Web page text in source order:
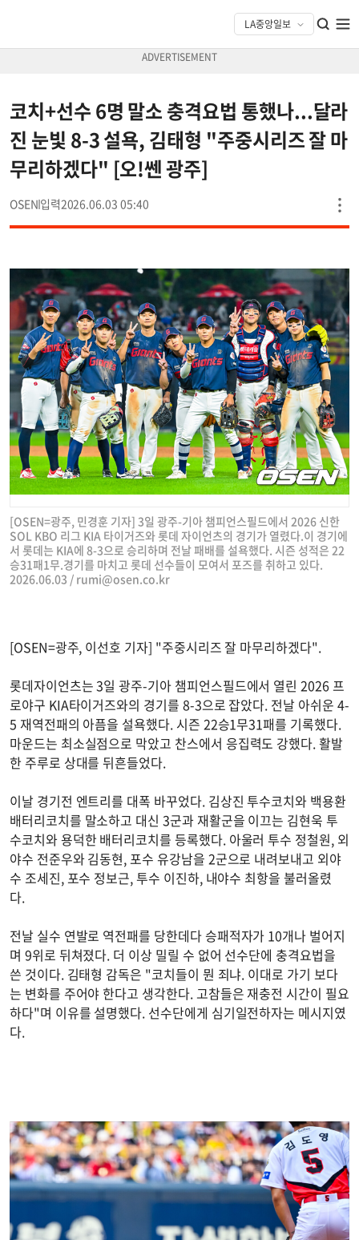
코치+선수 6명 말소 충격요법 통했나...달라
진 눈빛 8-3 설욕, 김태형 "주중시리즈 잘 마
무리하겠다" [오!쎈 광주]
OSEN 2026.06.03 05:40
[OSEN=광주, 민경훈 기자] 3일 광주-기아 챔피언스필드에서 2026 신한
SOL KBO 리그 KIA 타이거즈와 롯데 자이언츠의 경기가 열렸다.이 경기에
서 롯데는 KIA에 8-3으로 승리하며 전날 패배를 설욕했다. 시즌 성적은 22
승31패1무.경기를 마치고 롯데 선수들이 모여서 포즈를 취하고 있다.
2026.06.03 / rumi@osen.co.kr
[OSEN=광주, 이선호 기자] "주중시리즈 잘 마무리하겠다".
롯데자이언츠는 3일 광주-기아 챔피언스필드에서 열린 2026 프
로야구 KIA타이거즈와의 경기를 8-3으로 잡았다. 전날 아쉬운 4-
5 재역전패의 아픔을 설욕했다. 시즌 22승1무31패를 기록했다.
마운드는 최소실점으로 막았고 찬스에서 응집력도 강했다. 활발
한 주루로 상대를 뒤흔들었다.
이날 경기전 엔트리를 대폭 바꾸었다. 김상진 투수코치와 백용환
배터리코치를 말소하고 대신 3군과 재활군을 이끄는 김현욱 투
수코치와 용덕한 배터리코치를 등록했다. 아울러 투수 정철원, 외
야수 전준우와 김동현, 포수 유강남을 2군으로 내려보내고 외야
수 조세진, 포수 정보근, 투수 이진하, 내야수 최항을 불러올렸
다.
전날 실수 연발로 역전패를 당한데다 승패적자가 10개나 벌어지
며 9위로 뒤쳐졌다. 더 이상 밀릴 수 없어 선수단에 충격요법을
쓴 것이다. 김태형 감독은 "코치들이 뭔 죄냐. 이대로 가기 보다
는 변화를 주어야 한다고 생각한다. 고참들은 재충전 시간이 필요
하다"며 이유를 설명했다. 선수단에게 심기일전하자는 메시지였
다.